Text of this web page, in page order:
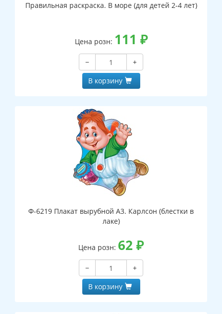
Правильная раскраска. В море (для детей 2-4 лет)
Цена розн: 111 ₽
−
+
В корзину
Ф-6219 Плакат вырубной А3. Карлсон (блестки в
лаке)
Цена розн: 62 ₽
−
+
В корзину